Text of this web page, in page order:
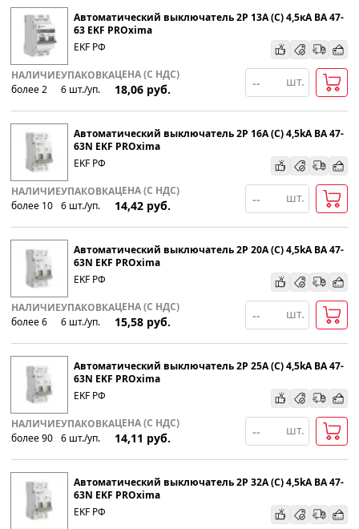
Автоматический выключатель 2P 13А (С) 4,5кА ВА 47-
63 EKF PROxima
EKF РФ
НАЛИЧИЕ
более 2
УПАКОВКА
6 шт./уп.
ЦЕНА (С НДС)
18,06 руб.
шт.
Автоматический выключатель 2P 16А (C) 4,5kA ВА 47-
63N EKF PROxima
EKF РФ
НАЛИЧИЕ
более 10
УПАКОВКА
6 шт./уп.
ЦЕНА (С НДС)
14,42 руб.
шт.
Автоматический выключатель 2P 20А (C) 4,5kA ВА 47-
63N EKF PROxima
EKF РФ
НАЛИЧИЕ
более 6
УПАКОВКА
6 шт./уп.
ЦЕНА (С НДС)
15,58 руб.
шт.
Автоматический выключатель 2P 25А (C) 4,5kA ВА 47-
63N EKF PROxima
EKF РФ
НАЛИЧИЕ
более 90
УПАКОВКА
6 шт./уп.
ЦЕНА (С НДС)
14,11 руб.
шт.
Автоматический выключатель 2P 32А (C) 4,5kA ВА 47-
63N EKF PROxima
EKF РФ